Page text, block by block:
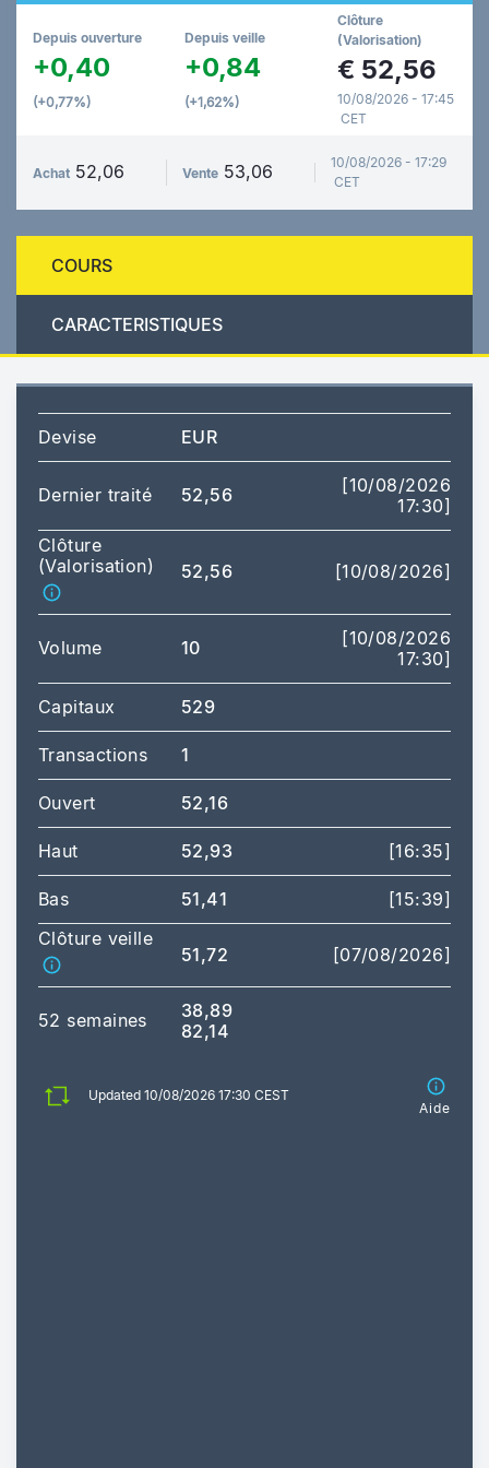
Depuis ouverture
+0,40
(+0,77%)
Depuis veille
+0,84
(+1,62%)
Clôture
(Valorisation)
€ 52,56
10/08/2026 - 17:45
CET
Achat 52,06 Vente 53,06
10/08/2026 - 17:29
CET
COURS
CARACTERISTIQUES
Devise EUR
Dernier traité 52,56
[10/08/2026
17:30]
Clôture
(Valorisation)
52,56 [10/08/2026]
Volume 10
[10/08/2026
17:30]
Capitaux 529
Transactions 1
Ouvert 52,16
Haut 52,93 [16:35]
Bas 51,41
[15:39]
Clôture veille
51,72 [07/08/2026]
52 semaines
38,89
82,14
Updated 10/08/2026 17:30 CEST
Aide